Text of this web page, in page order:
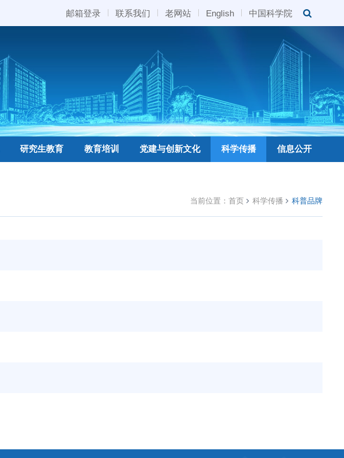
邮箱登录 联系我们 老网站 English 中国科学院
研究生教育 教育培训 党建与创新文化 科学传播 信息公开
当前位置： 首页 科学传播 科普品牌